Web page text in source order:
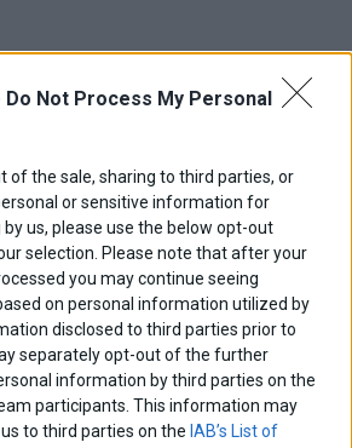
Do Not Process My Personal
of the sale, sharing to third parties, or
or sensitive information for
us, please use the below opt-out
selection. Please note that after your
you may continue seeing
on personal information utilized by
disclosed to third parties prior to
separately opt-out of the further
information by third parties on the
participants. This information may
to third parties on the IAB’s List of
Κούρταλη
των ομολόγων επέστρεψαν